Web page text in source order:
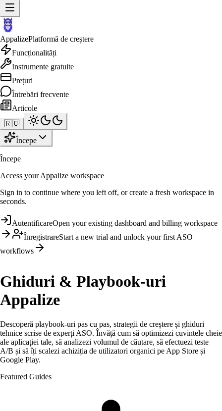
AppalizePlatformă de creștere
Funcționalități
Instrumente gratuite
Prețuri
Întrebări frecvente
Articole
🇷🇴
Începe
Începe
Access your Appalize workspace
Sign in to continue where you left off, or create a fresh workspace in
seconds.
AutentificareOpen your existing dashboard and billing workspace
ÎnregistrareStart a new trial and unlock your first ASO
workflows
Ghiduri & Playbook-uri
Appalize
Descoperă playbook-uri pas cu pas, strategii de creștere și ghiduri
tehnice scrise de experți ASO. Învăță cum să optimizezi cuvintele cheie
ale aplicației tale, să analizezi volumul de căutare, să efectuezi teste
A/B și să îți scalezi achiziția de utilizatori organici pe App Store și
Google Play.
Featured Guides